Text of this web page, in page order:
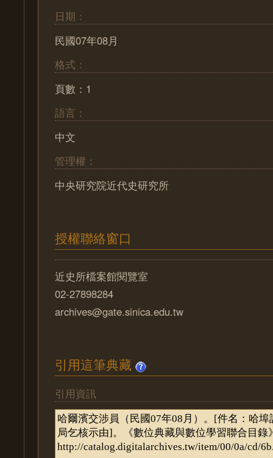
日期：
民國07年08月
格式：
頁數：1
語言：
中文
管理權：
中央研究院近代史研究所
授權聯絡窗口
近史所檔案館閱覽室
02-27898284
archives@gate.sinica.edu.tw
引用這筆典藏
引用資訊